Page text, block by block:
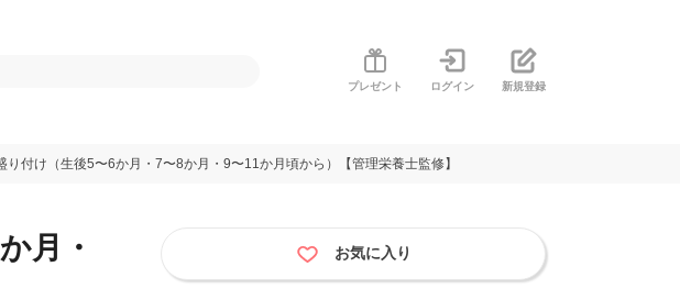
プレゼント ログイン 新規登録
り付け（生後5〜6か月・7〜8か月・9〜11か月頃から）【管理栄養士監修】
月・
お気に入り